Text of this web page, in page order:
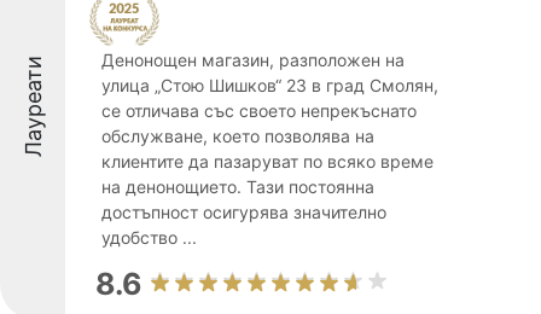
Лауреати
Денонощен магазин, разположен на
улица „Стою Шишков“ 23 в град Смолян,
се отличава със своето непрекъснато
обслужване, което позволява на
клиентите да пазаруват по всяко време
на денонощието. Тази постоянна
достъпност осигурява значително
удобство ...
8.6